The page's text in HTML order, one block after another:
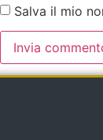
Salva il mio